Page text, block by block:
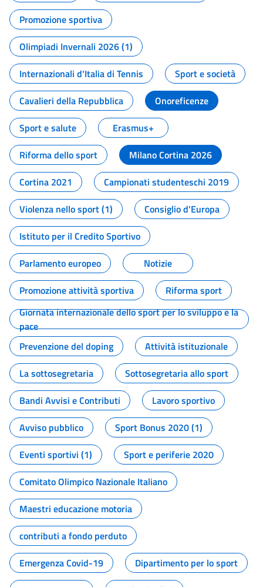
Promozione sportiva
Olimpiadi Invernali 2026 (1)
Internazionali d'Italia di Tennis
Sport e società
Cavalieri della Repubblica
Onoreficenze
Sport e salute
Erasmus+
Riforma dello sport
Milano Cortina 2026
Cortina 2021
Campionati studenteschi 2019
Violenza nello sport (1)
Consiglio d'Europa
Istituto per il Credito Sportivo
Parlamento europeo
Notizie
Promozione attività sportiva
Riforma sport
Giornata internazionale dello sport per lo sviluppo e la
pace
Prevenzione del doping
Attività istituzionale
La sottosegretaria
Sottosegretaria allo sport
Bandi Avvisi e Contributi
Lavoro sportivo
Avviso pubblico
Sport Bonus 2020 (1)
Eventi sportivi (1)
Sport e periferie 2020
Comitato Olimpico Nazionale Italiano
Maestri educazione motoria
contributi a fondo perduto
Emergenza Covid-19
Dipartimento per lo sport